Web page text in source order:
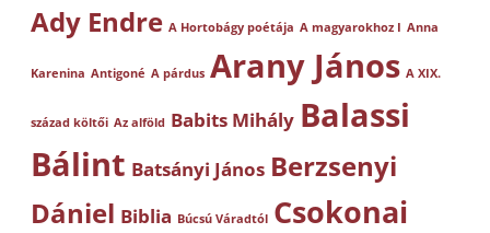
Ady Endre A Hortobágy poétája A magyarokhoz I Anna
Karenina Antigoné A párdus Arany János A XIX.
század költői Az alföld Babits Mihály Balassi
Bálint Batsányi János Berzsenyi
Dániel Biblia Búcsú Váradtól Csokonai